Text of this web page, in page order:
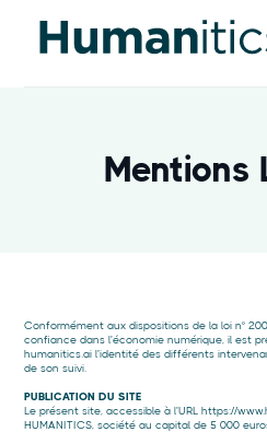
Mentions
Conformément aux dispositions de la loi n°
confiance dans l'économie numérique, il est
humanitics.ai l'identité des différents
de son suivi.
PUBLICATION DU SITE
​​Le présent site, accessible à l'URL https://
HUMANITICS, société au capital de 5 000